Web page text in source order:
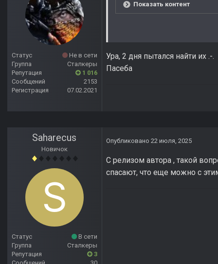
Статус
Не в сети
Группа
Сталкеры
Репутация
1 016
Сообщений
2153
Регистрация
07.02.2021
Показать контент
Ура, 2 дня пытался найти их .-.
Пасеба
Saharecus
Новичок
Статус
В сети
Группа
Сталкеры
Репутация
3
Опубликовано 22 июля, 2025
С релизом автора , такой
спасают, что еще можно с